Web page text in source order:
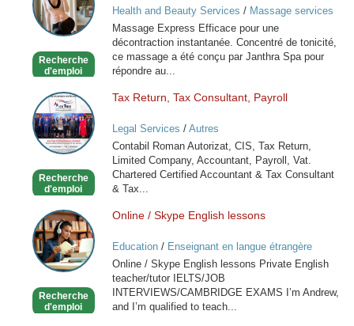
Paris
Recherche
d'emploi
Health and Beauty Services / Massage services
at home
Massage Express Efficace pour une
décontraction instantanée. Concentré de tonicité,
ce massage a été conçu par Janthra Spa pour
répondre au...
Tax
Return,
Tax
Consultant,
Recherche
d'emploi
Tax Return, Tax Consultant, Payroll
Legal Services / Autres
Contabil Roman Autorizat, CIS, Tax Return,
Limited Company, Accountant, Payroll, Vat.
Chartered Certified Accountant & Tax Consultant
& Tax...
Online
/
Skype
English
Recherche
d'emploi
Online / Skype English lessons
Education/ Enseignant en langue étrangère
Online / Skype English lessons Private English
teacher/tutor IELTS/JOB
INTERVIEWS/CAMBRIDGE EXAMS I’m Andrew,
and I’m qualified to teach...